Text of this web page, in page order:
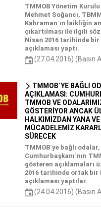
TMMOB Yönetim Kurulu
Mehmet Soğancı,
Kahraman`ın laikliğin
çıkartılması ile ilgili
Nisan 2016 tarihinde bir
açıklaması yaptı.
(27.04.2016) (Basın
TMMOB`YE BAĞLI
AÇIKLAMASI:
TMMOB VE
GÖSTERİYOR ANCAK
HALKIMIZDAN YANA
MÜCADELEMİZ
SÜRECEK
TMMOB`ye bağlı odalar,
Cumhurbaşkanı`nın
gösteren açıklamaları
2016 tarihinde ortak bir
açıklaması yaptılar.
(24.04.2016) (Basın